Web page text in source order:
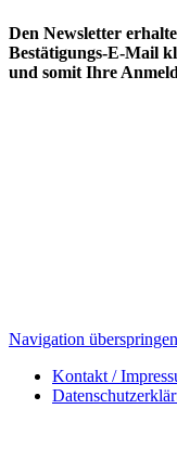
Den Newsletter
Bestätigungs-E-Mail
und somit Ihre
Navigation überspringen
Kontakt /